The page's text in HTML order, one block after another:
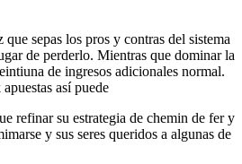
sepas los pros y contras del sistema
de perderlo. Mientras que dominar la
de ingresos adicionales normal.
así puede
refinar su estrategia de chemin de fer y
y sus seres queridos a algunas de